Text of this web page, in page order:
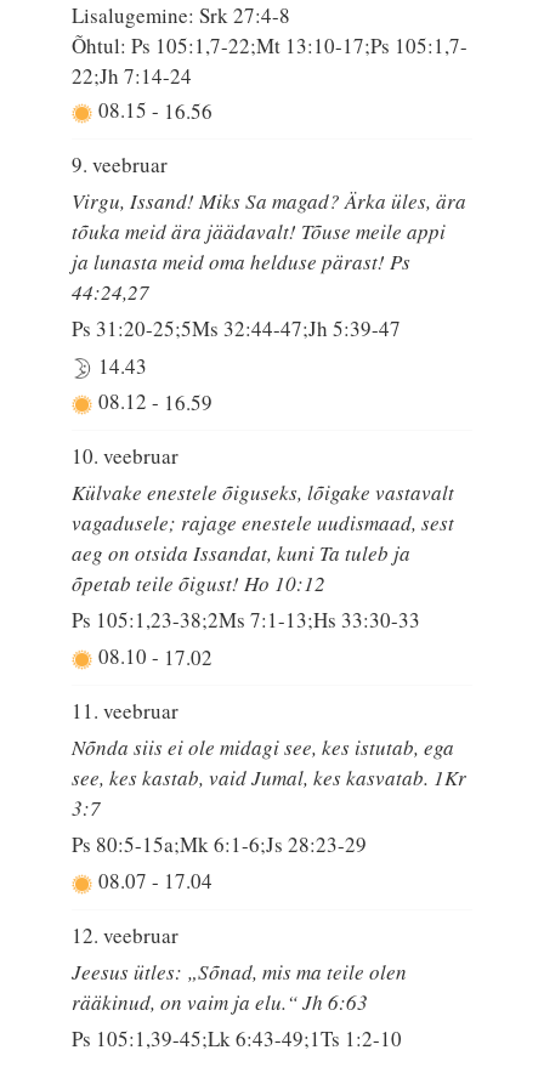
Lisalugemine: Srk 27:4-8
Õhtul: Ps 105:1,7-22;Mt 13:10-17;Ps 105:1,7-
22;Jh 7:14-24
08.15- 16.56
9. veebruar
Virgu, Issand! Miks Sa magad? Ärka üles, ära
tõuka meid ära jäädavalt! Tõuse meile appi
ja lunasta meid oma helduse pärast! Ps
44:24,27
Ps 31:20-25;5Ms 32:44-47;Jh 5:39-47
14.43
08.12- 16.59
10. veebruar
Külvake enestele õiguseks, lõigake vastavalt
vagadusele; rajage enestele uudismaad, sest
aeg on otsida Issandat, kuni Ta tuleb ja
õpetab teile õigust! Ho 10:12
Ps 105:1,23-38;2Ms 7:1-13;Hs 33:30-33
08.10- 17.02
11. veebruar
Nõnda siis ei ole midagi see, kes istutab, ega
see, kes kastab, vaid Jumal, kes kasvatab. 1Kr
3:7
Ps 80:5-15a;Mk 6:1-6;Js 28:23-29
08.07- 17.04
12. veebruar
Jeesus ütles: „Sõnad, mis ma teile olen
rääkinud, on vaim ja elu.“ Jh 6:63
Ps 105:1,39-45;Lk 6:43-49;1Ts 1:2-10